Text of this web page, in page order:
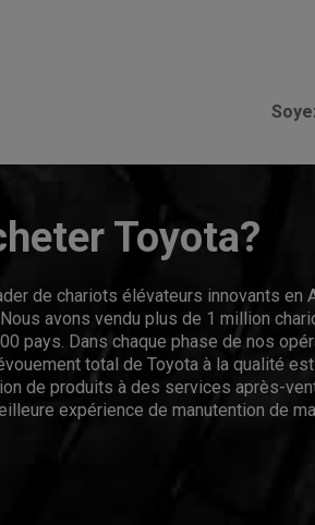
Toyota?
de chariots élévateurs innovants en
avons vendu plus de 1 million
pays. Dans chaque phase de nos
total de Toyota à la qualité
de produits à des services après-
expérience de manutention de